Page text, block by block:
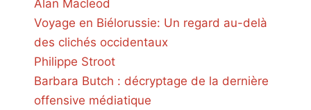
Alan Macleod
Voyage en Biélorussie: Un regard au-delà
des clichés occidentaux
Philippe Stroot
Barbara Butch : décryptage de la dernière
offensive médiatique